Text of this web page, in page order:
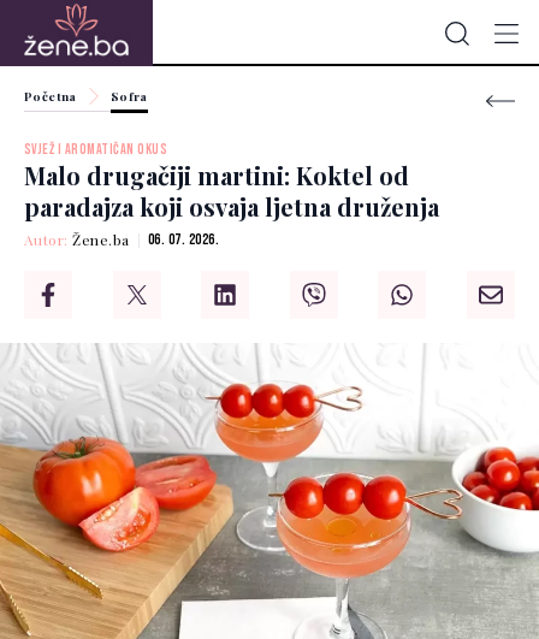
Početna Sofra
SVJEŽ I AROMATIČAN OKUS
Malo drugačiji martini: Koktel od
paradajza koji osvaja ljetna druženja
Autor:Žene.ba 06. 07. 2026.